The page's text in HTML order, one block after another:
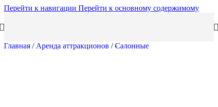
Перейти к навигации Перейти к основному содержимому
Главная / Аренда аттракционов / Салонные